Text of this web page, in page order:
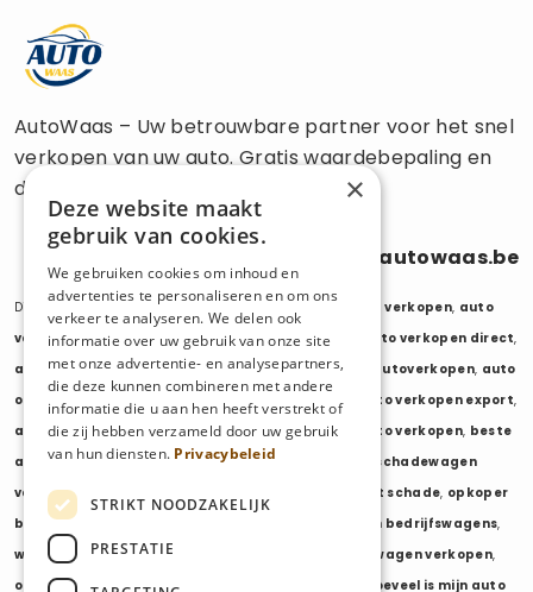
AutoWaas – Uw betrouwbare partner voor het snel
verkopen van uw auto. Gratis waardebepaling en
directe uitbetaling.
info@autowaas.be
Diensten: auto verkopen auto export verkopen, auto
verkopen export,auto verkopen zonder keuring auto verkopen direct,
auto tweedehands verkopen,mijn auto verkopen autoverkopen, auto
opkopers
opkoper auto , export auto verkopen auto verkopen export,
auto opkoper export,opkopen van auto's,oude auto verkopen, beste
auto opkoper,wij kopen auto's,wij kopen uw auto
schadewagen
verkopen
opkoper auto met schade, opkoper
bedrijfswagens
verkopen bedrijfswagens,
wagenpark verkopen, bestelwagen verkopen,
opkoper bestelwagens
hoeveel is mijn auto
×
Deze website maakt
gebruik van cookies.
We gebruiken cookies om inhoud en
advertenties te personaliseren en om ons
verkeer te analyseren. We delen ook
informatie over uw gebruik van onze site
met onze advertentie- en analysepartners,
die deze kunnen combineren met andere
informatie die u aan hen heeft verstrekt of
die zij hebben verzameld door uw gebruik
van hun diensten. Privacybeleid
STRIKT NOODZAKELIJK
PRESTATIE